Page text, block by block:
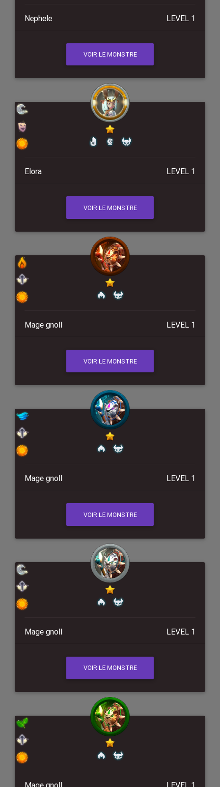
Nephele LEVEL 1
VOIR LE MONSTRE
Elora LEVEL 1
VOIR LE MONSTRE
Mage gnoll LEVEL 1
VOIR LE MONSTRE
Mage gnoll LEVEL 1
VOIR LE MONSTRE
Mage gnoll LEVEL 1
VOIR LE MONSTRE
Mage gnoll LEVEL 1